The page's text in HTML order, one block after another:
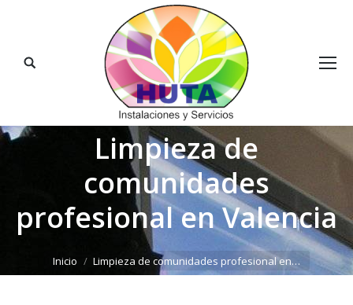
Buscar:
Limpieza de
comunidades
profesional en Valencia
Inicio Limpieza de comunidades profesional en…